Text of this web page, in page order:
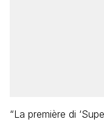
“La première di